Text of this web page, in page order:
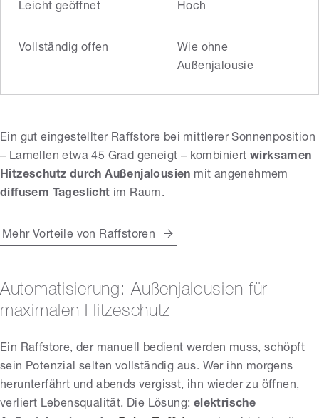
Leicht geöffnet Hoch
Vollständig offen
Wie ohne
Außenjalousie
Ein gut eingestellter Raffstore bei mittlerer Sonnenposition
– Lamellen etwa 45 Grad geneigt – kombiniert wirksamen
Hitzeschutz durch Außenjalousien mit angenehmem
diffusem Tageslicht im Raum.
Mehr Vorteile von Raffstoren
Automatisierung: Außenjalousien für
maximalen Hitzeschutz
Ein Raffstore, der manuell bedient werden muss, schöpft
sein Potenzial selten vollständig aus. Wer ihn morgens
herunterfährt und abends vergisst, ihn wieder zu öffnen,
verliert Lebensqualität. Die Lösung: elektrische